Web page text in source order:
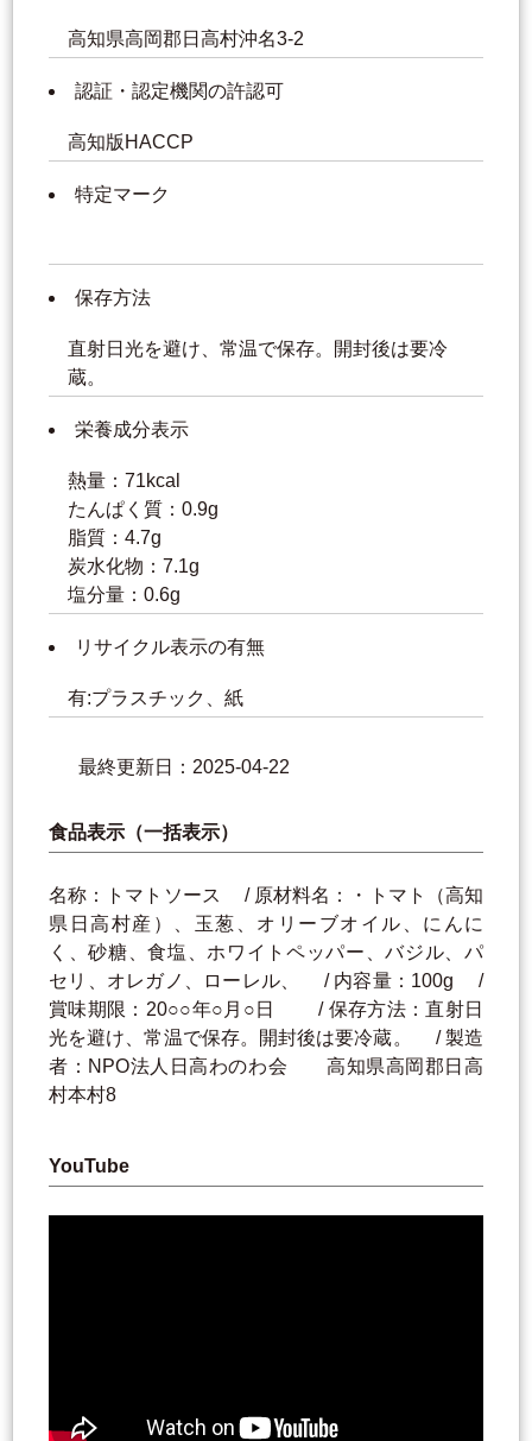
高知県高岡郡日高村沖名3-2
認証・認定機関の許認可
高知版HACCP
特定マーク
保存方法
直射日光を避け、常温で保存。開封後は要冷
蔵。
栄養成分表示
熱量：71kcal
たんぱく質：0.9g
脂質：4.7g
炭水化物：7.1g
塩分量：0.6g
リサイクル表示の有無
有:プラスチック、紙
最終更新日：2025-04-22
食品表示（一括表示）
名称：トマトソース / 原材料名：・トマト（高知
県日高村産）、玉葱、オリーブオイル、にんに
く、砂糖、食塩、ホワイトペッパー、バジル、パ
セリ、オレガノ、ローレル、 / 内容量：100g /
賞味期限：20○○年○月○日 / 保存方法：直射日
光を避け、常温で保存。開封後は要冷蔵。 / 製造
者：NPO法人日高わのわ会 高知県高岡郡日高
村本村8
YouTube